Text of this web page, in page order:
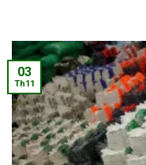
03
Th11